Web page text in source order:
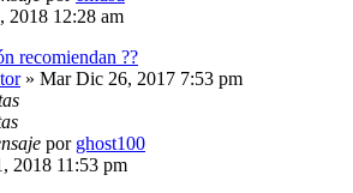
2018 12:28 am
recomiendan ??
» Mar Dic 26, 2017 7:53 pm
por ghost100
2018 11:53 pm